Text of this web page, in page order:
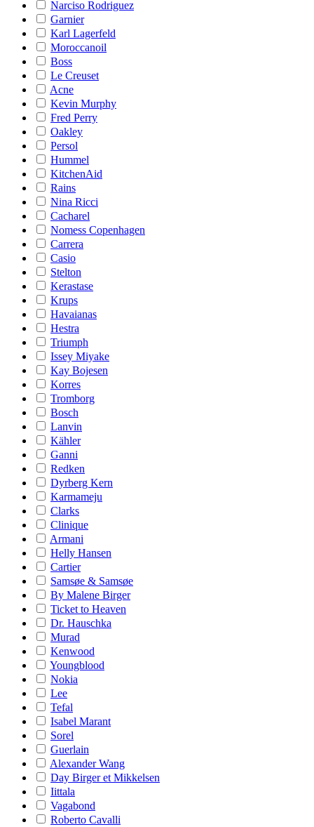
Narciso Rodriguez
Garnier
Karl Lagerfeld
Moroccanoil
Boss
Le Creuset
Acne
Kevin Murphy
Fred Perry
Oakley
Persol
Hummel
KitchenAid
Rains
Nina Ricci
Cacharel
Nomess Copenhagen
Carrera
Casio
Stelton
Kerastase
Krups
Havaianas
Hestra
Triumph
Issey Miyake
Kay Bojesen
Korres
Tromborg
Bosch
Lanvin
Kähler
Ganni
Redken
Dyrberg Kern
Karmameju
Clarks
Clinique
Armani
Helly Hansen
Cartier
Samsøe & Samsøe
By Malene Birger
Ticket to Heaven
Dr. Hauschka
Murad
Kenwood
Youngblood
Nokia
Lee
Tefal
Isabel Marant
Sorel
Guerlain
Alexander Wang
Day Birger et Mikkelsen
Iittala
Vagabond
Roberto Cavalli